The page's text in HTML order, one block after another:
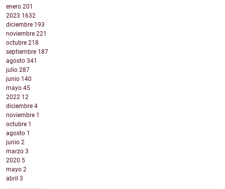
enero 201
2023 1632
diciembre 193
noviembre 221
octubre 218
septiembre 187
agosto 341
julio 287
junio 140
mayo 45
2022 12
diciembre 4
noviembre 1
octubre 1
agosto 1
junio 2
marzo 3
2020 5
mayo 2
abril 3